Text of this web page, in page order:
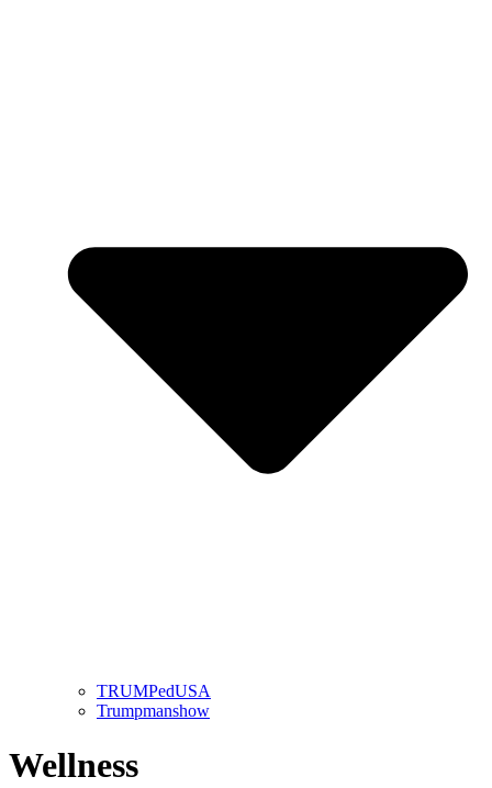
TRUMPedUSA
Trumpmanshow
Wellness